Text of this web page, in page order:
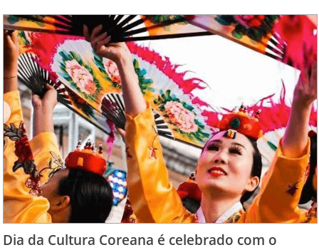
Dia da Cultura Coreana é celebrado com o